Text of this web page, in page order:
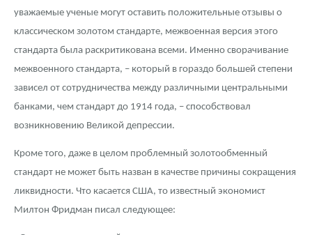
уважаемые ученые могут оставить положительные отзывы о
классическом золотом стандарте, межвоенная версия этого
стандарта была раскритикована всеми. Именно сворачивание
межвоенного стандарта, – который в гораздо большей степени
зависел от сотрудничества между различными центральными
банками, чем стандарт до 1914 года, – способствовал
возникновению Великой депрессии.
Кроме того, даже в целом проблемный золотообменный
стандарт не может быть назван в качестве причины сокращения
ликвидности. Что касается США, то известный экономист
Милтон Фридман писал следующее: